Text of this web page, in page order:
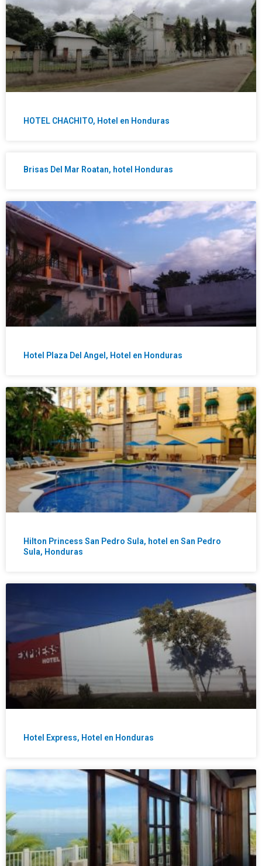
HOTEL CHACHITO, Hotel en Honduras
Brisas Del Mar Roatan, hotel Honduras
Hotel Plaza Del Angel, Hotel en Honduras
Hilton Princess San Pedro Sula, hotel en San Pedro
Sula, Honduras
Hotel Express, Hotel en Honduras